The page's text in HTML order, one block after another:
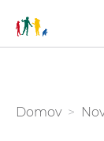
glavno
You are here:
Domov